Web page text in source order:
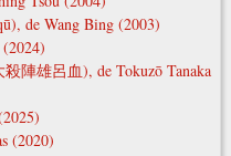
de Wang Bing (2003)
陣雄呂血), de Tokuzō Tanaka
(2020)